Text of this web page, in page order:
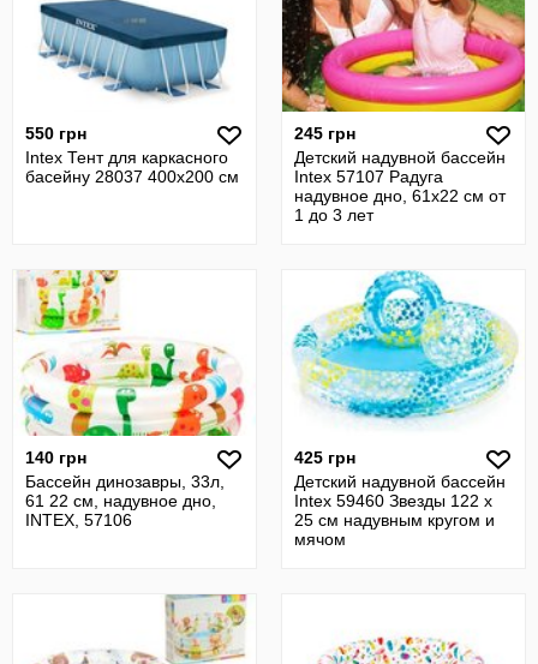
550 грн
Intex Тент для каркасного
басейну 28037 400х200 см
245 грн
Детский надувной бассейн
Intex 57107 Радуга
надувное дно, 61х22 см от
1 до 3 лет
140 грн
Бассейн динозавры, 33л,
61 22 см, надувное дно,
INTEX, 57106
425 грн
Детский надувной бассейн
Intex 59460 Звезды 122 х
25 см надувным кругом и
мячом